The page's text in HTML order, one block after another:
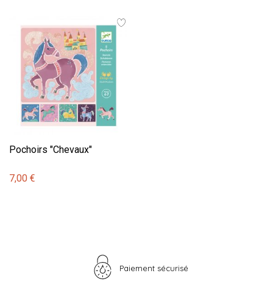
Pochoirs "Chevaux"
7,00 €
Paiement sécurisé